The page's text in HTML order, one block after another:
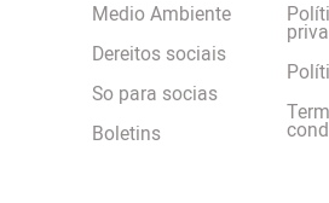
Medio Ambiente
Dereitos sociais
So para socias
Boletins